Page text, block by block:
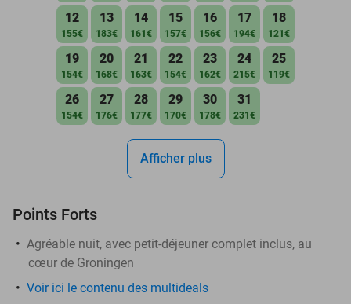
12
155€
13
183€
14
161€
15
157€
16
156€
17
194€
18
121€
19
154€
20
168€
21
163€
22
154€
23
162€
24
215€
25
119€
26
154€
27
176€
28
177€
29
170€
30
178€
31
231€
Afficher plus
Points Forts
Agréable nuit, avec petit-déjeuner complet inclus, au
cœur de Groningen
Voir ici le contenu des multideals